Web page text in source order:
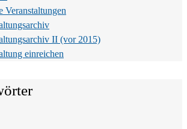
Veranstaltungen
II (vor 2015)
einreichen